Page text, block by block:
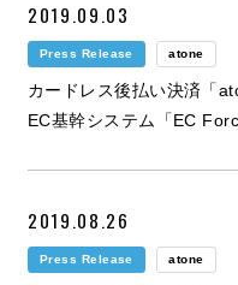
2019.09.03
Press Release atone
カードレス後払い決済「
EC基幹システム「EC
2019.08.26
Press Release atone